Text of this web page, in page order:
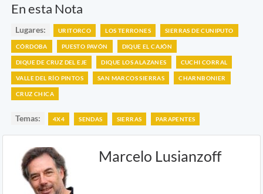
En esta Nota
Lugares: URITORCO LOS TERRONES SIERRAS DE CUNIPUTO
CÓRDOBA PUESTO PAVÓN DIQUE EL CAJÓN
DIQUE DE CRUZ DEL EJE DIQUE LOS ALAZANES CUCHI CORRAL
VALLE DEL RÍO PINTOS SAN MARCOS SIERRAS CHARNBONIER
CRUZ CHICA
Temas: 4X4 SENDAS SIERRAS PARAPENTES
Marcelo Lusianzoff